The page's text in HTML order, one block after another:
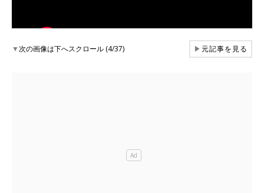
▼次の画像は下へスクロール (4/37) ▶元記事を見る